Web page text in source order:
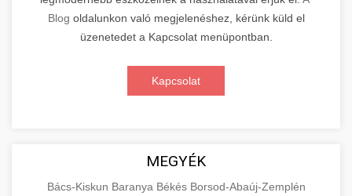
Blog oldalunkon való megjelenéshez, kérünk küld el
üzenetedet a Kapcsolat menüpontban.
Kapcsolat
MEGYÉK
Bács-Kiskun Baranya Békés Borsod-Abaúj-Zemplén